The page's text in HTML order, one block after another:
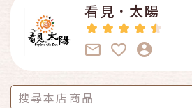
看見．太陽